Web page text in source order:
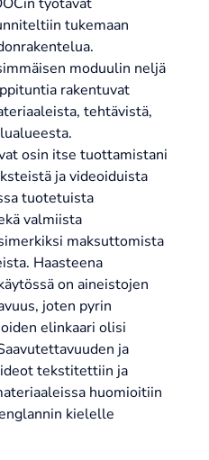
tukemaan
moduulin neljä
rakentuvat
tehtävistä,
osin itse tuottamistani
ja videoiduista
tuotetuista
valmiista
maksuttomista
Haasteena
on aineistojen
joten pyrin
elinkaari olisi
ja
tekstitettiin ja
huomioitiin
kielelle